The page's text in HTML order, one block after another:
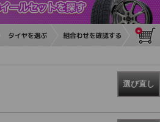
選び直し